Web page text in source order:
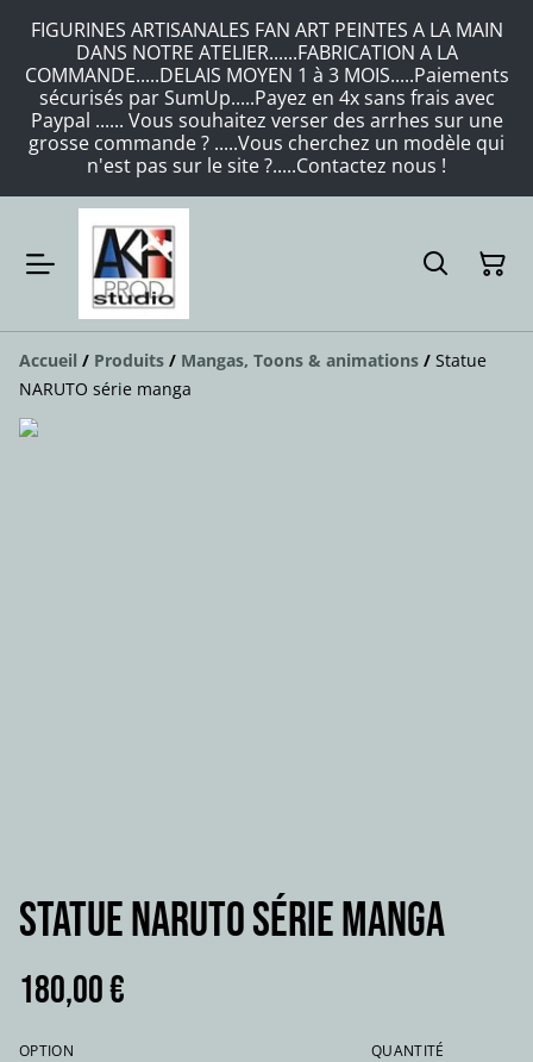
FIGURINES ARTISANALES FAN ART PEINTES A LA MAIN
DANS NOTRE ATELIER......FABRICATION A LA
COMMANDE.....DELAIS MOYEN 1 à 3 MOIS.....Paiements
sécurisés par SumUp.....Payez en 4x sans frais avec
Paypal ...... Vous souhaitez verser des arrhes sur une
grosse commande ? .....Vous cherchez un modèle qui
n'est pas sur le site ?.....Contactez nous !
Accueil / Produits / Mangas, Toons & animations / Statue
NARUTO série manga
Statue NARUTO série manga
180,00 €
OPTION QUANTITÉ